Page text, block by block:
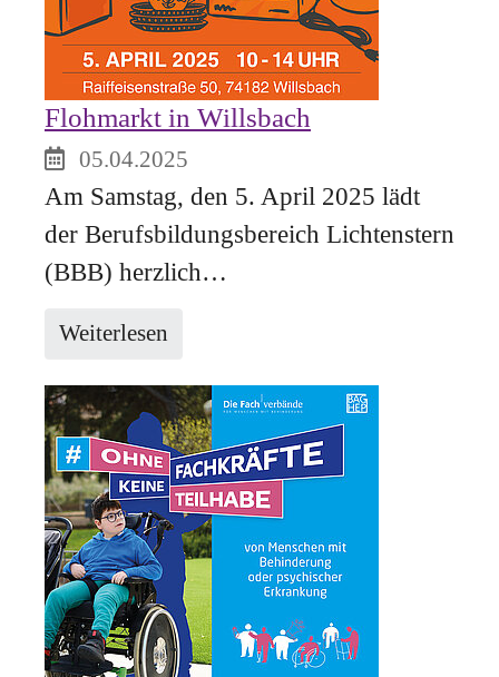
Flohmarkt in Willsbach
05.04.2025
Am Samstag, den 5. April 2025 lädt
der Berufsbildungsbereich Lichtenstern
(BBB) herzlich…
Weiterlesen